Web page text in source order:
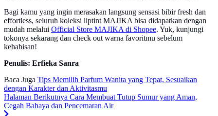
Bagi kamu yang ingin merasakan langsung sensasi bibir fresh dan
effortless, seluruh koleksi liptint MAJIKA bisa didapatkan dengan
mudah melalui Official Store MAJIKA di Shopee. Yuk, kunjungi
tokonya se karang dan check out warna favoritmu sebelum
kehabisan!
Penulis: Erfieka Sanra
Baca Juga Tips Memilih Parfum Wanita yang Tepat, Sesuaikan
dengan Karakter dan Aktivitasmu
Halaman Berikutnya Cara Membuat Tutup Sumur yang Aman,
Cegah Bahaya dan Pencemaran Air